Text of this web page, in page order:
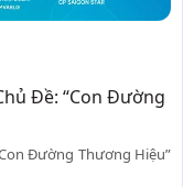
Đề: “Con Đường
Đường Thương Hiệu”